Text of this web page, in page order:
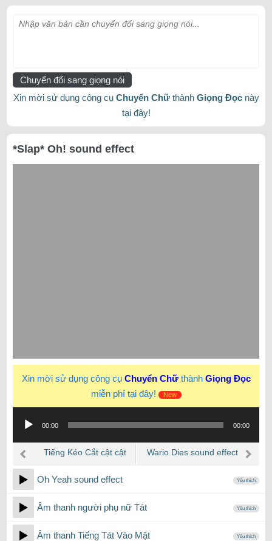
Nhập văn bản cần chuyển đổi sang giọng nói...
Chuyển đổi sang giọng nói
Xin mời sử dụng công cụ Chuyển Chữthành Giọng Đọcnày
tại đây!
*Slap* Oh! sound effect
Xin mời sử dụng công cụ Chuyển Chữthành Giọng Đọc
miễn phí tại đây!
New
phát
âm
thanh
00:00 00:00
Tiếng Kéo Cắt cật cật
Wario Dies sound effect
Oh Yeah sound effect Yêu thích
Âm thanh người phụ nữ Tát Yêu thích
Âm thanh Tiếng Tát Vào Mặt Yêu thích